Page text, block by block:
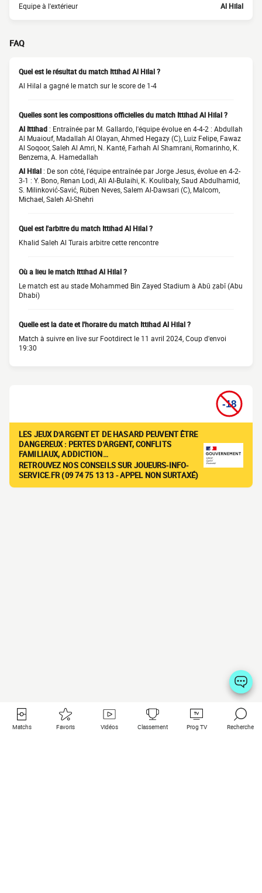
Equipe à l'extérieur Al Hilal
FAQ
Quel est le résultat du match Ittihad Al Hilal ?
Al Hilal a gagné le match sur le score de 1-4
Quelles sont les compositions officielles du match Ittihad Al Hilal ?
Al Ittihad : Entraînée par M. Gallardo, l'équipe évolue en 4-4-2 : Abdullah
Al Muaiouf, Madallah Al Olayan, Ahmed Hegazy (C), Luiz Felipe, Fawaz
Al Soqoor, Saleh Al Amri, N. Kanté, Farhah Al Shamrani, Romarinho, K.
Benzema, A. Hamedallah
Al Hilal : De son côté, l'équipe entraînée par Jorge Jesus, évolue en 4-2-
3-1 : Y. Bono, Renan Lodi, Ali Al-Bulaihi, K. Koulibaly, Saud Abdulhamid,
S. Milinković-Savić, Rúben Neves, Salem Al-Dawsari (C), Malcom,
Michael, Saleh Al-Shehri
Quel est l'arbitre du match Ittihad Al Hilal ?
Khalid Saleh Al Turais arbitre cette rencontre
Où a lieu le match Ittihad Al Hilal ?
Le match est au stade Mohammed Bin Zayed Stadium à Abū ẓabī (Abu
Dhabi)
Quelle est la date et l'horaire du match Ittihad Al Hilal ?
Match à suivre en live sur Footdirect le 11 avril 2024, Coup d'envoi
19:30
LES JEUX D'ARGENT ET DE HASARD PEUVENT ÊTRE
DANGEREUX : PERTES D'ARGENT, CONFLITS
FAMILIAUX, ADDICTION…
RETROUVEZ NOS CONSEILS SUR JOUEURS-INFO-
SERVICE.FR (09 74 75 13 13 - APPEL NON SURTAXÉ)
Matchs Favoris Vidéos Classement Prog TV Recherche